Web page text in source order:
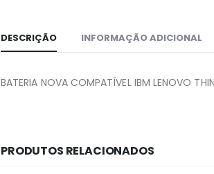
DESCRIÇÃO INFORMAÇÃO ADICIONAL
BATERIA NOVA COMPATÍVEL IBM LENOVO
PRODUTOS RELACIONADOS